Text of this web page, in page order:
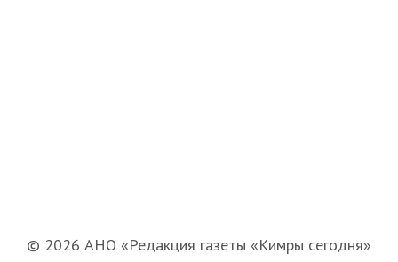
© 2026 АНО «Редакция газеты «Кимры сегодня»